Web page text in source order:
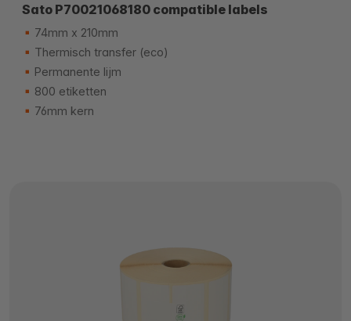
Sato P70021068180 compatible labels
74mm x 210mm
Thermisch transfer (eco)
Permanente lijm
800 etiketten
76mm kern